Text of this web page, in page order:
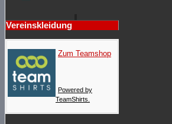
Vereinskleidung
Zum Teamshop
Powered by
TeamShirts.